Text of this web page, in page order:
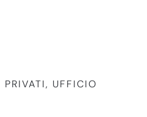
PRIVATI, UFFICIO